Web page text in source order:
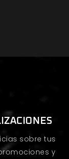
sobre tus
y